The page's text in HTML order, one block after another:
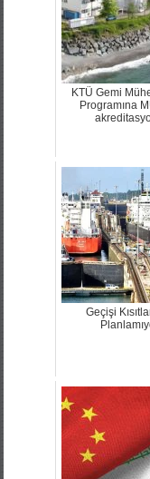
KTÜ Gemi
Programına
Geçişi